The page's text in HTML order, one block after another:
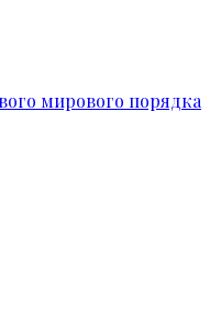
мирового порядка